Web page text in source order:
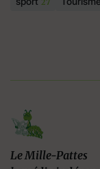
Le Mille-Pattes